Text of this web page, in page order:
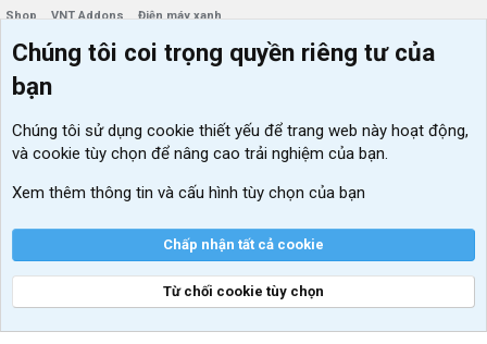
Shop VNT Addons Điện máy xanh
Menu thành viên
Đăng nhập
Diễn đàn
Kích hoạt Windows/ Office miễn phí
VIP add-ons Xenforo
Khuyến mãi và tài trợ
Chúng tôi coi trọng quyền riêng tư của
bạn
Chúng tôi sử dụng cookie thiết yếu để trang web này hoạt động,
và cookie tùy chọn để nâng cao trải nghiệm của bạn.
Xem thêm thông tin và cấu hình tùy chọn của bạn
Chấp nhận tất cả cookie
Từ chối cookie tùy chọn